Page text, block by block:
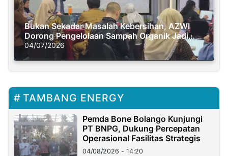
Bukan Sekadar Masalah Kebersihan, AZWI
Dorong Pengelolaan Sampah Organik Jadi
Solusi Krisis Iklim
04/07/2026
TAMBANG ENERGY
Pemda Bone Bolango Kunjungi
PT BNPG, Dukung Percepatan
Operasional Fasilitas Strategis
04/08/2026 - 14:20